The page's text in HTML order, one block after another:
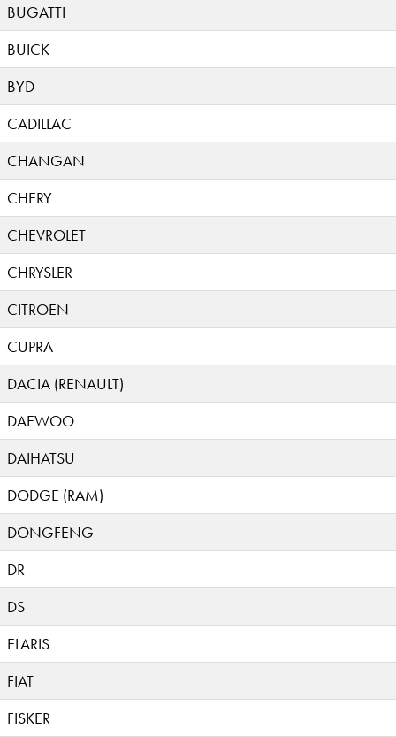
BUGATTI
BUICK
BYD
CADILLAC
CHANGAN
CHERY
CHEVROLET
CHRYSLER
CITROEN
CUPRA
DACIA (RENAULT)
DAEWOO
DAIHATSU
DODGE (RAM)
DONGFENG
DR
DS
ELARIS
FIAT
FISKER